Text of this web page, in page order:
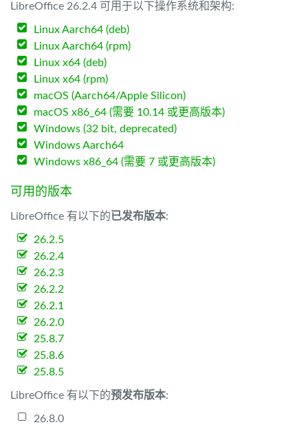
LibreOffice 26.2.4 可用于以下操作系统和架构:
Linux Aarch64 (deb)
Linux Aarch64 (rpm)
Linux x64 (deb)
Linux x64 (rpm)
macOS (Aarch64/Apple Silicon)
macOS x86_64 (需要 10.14 或更高版本)
Windows (32 bit, deprecated)
Windows Aarch64
Windows x86_64 (需要 7 或更高版本)
可用的版本
LibreOffice 有以下的已发布版本:
26.2.5
26.2.4
26.2.3
26.2.2
26.2.1
26.2.0
25.8.7
25.8.6
25.8.5
LibreOffice 有以下的预发布版本:
26.8.0